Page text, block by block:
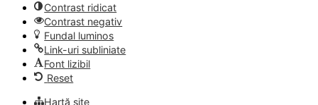
Contrast ridicat
Contrast negativ
Fundal luminos
Link-uri subliniate
Font lizibil
Reset
Hartă site